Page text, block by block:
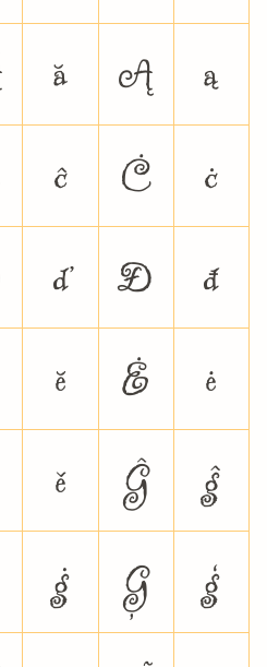
ă Ą
ą
ĉ Ċ
ċ
ď Đ
đ
ĕ Ė
ė
ě Ĝ
ĝ
ġ Ģ
ģ